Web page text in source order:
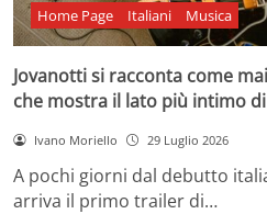
Home Page Italiani Musica
Jovanotti si racconta come
che mostra il lato più intimo
Ivano Moriello 29 Luglio 2026
A pochi giorni dal debutto
arriva il primo trailer di…